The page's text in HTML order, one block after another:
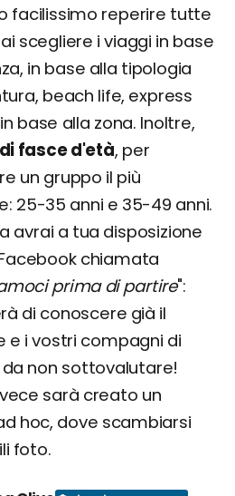
facilissimo reperire tutte
scegliere i viaggi in base
in base alla tipologia
beach life, express
base alla zona. Inoltre,
fasce d'età, per
un gruppo il più
25-35 anni e 35-49 anni.
avrai a tua disposizione
chiamata
prima di partire":
di conoscere già il
i vostri compagni di
non sottovalutare!
sarà creato un
hoc, dove scambiarsi
foto.